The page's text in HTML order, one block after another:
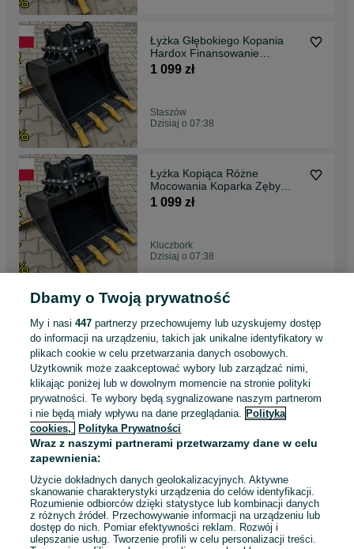
Łyżka Głębokiego Kopania
Hardox Finansowanie
Dostawa Vertrachert
1 099 zł
Staszów
Dzisiaj o 07:38
Łyżka Kopiąca Różne
Mocowania Koparka Zęby
Raty Transport Lehnhoff
1 099 zł
Kluczbork
Dzisiaj o 07:38
Łyżka Kopiąca Koparko-
Ładowarka Zęby Morin M1
Morin M2 Dostawa raty
1 099 zł
Jasło
Dzisiaj o 07:38
Łyżka Kopiąca Różne
Mocowania Koparka Zęby
Brzeziny
Dzisiaj o 07:38
Dbamy o Twoją prywatność
My i nasi447 partnerzy przechowujemy lub uzyskujemy dostęp
do informacji na urządzeniu, takich jak unikalne identyfikatory w
plikach cookie w celu przetwarzania danych osobowych.
Użytkownik może zaakceptować wybory lub zarządzać nimi,
klikając poniżej lub w dowolnym momencie na stronie polityki
prywatności. Te wybory będą sygnalizowane naszym partnerom
i nie będą miały wpływu na dane przeglądania. Polityka
cookies,
Polityka Prywatności
Wraz z naszymi partnerami przetwarzamy dane w celu
zapewnienia:
Użycie dokładnych danych geolokalizacyjnych. Aktywne
skanowanie charakterystyki urządzenia do celów identyfikacji.
Rozumienie odbiorców dzięki statystyce lub kombinacji danych
z różnych źródeł. Przechowywanie informacji na urządzeniu lub
dostęp do nich. Pomiar efektywności reklam. Rozwój i
ulepszanie usług. Tworzenie profili w celu personalizacji treści.